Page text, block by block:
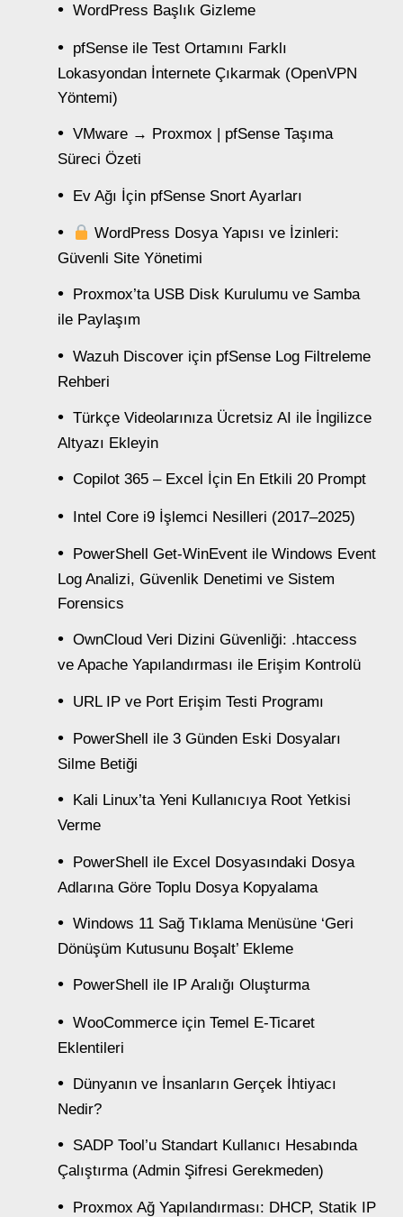
WordPress Başlık Gizleme
pfSense ile Test Ortamını Farklı
Lokasyondan İnternete Çıkarmak (OpenVPN
Yöntemi)
VMware → Proxmox | pfSense Taşıma
Süreci Özeti
Ev Ağı İçin pfSense Snort Ayarları
WordPress Dosya Yapısı ve İzinleri:
Güvenli Site Yönetimi
Proxmox’ta USB Disk Kurulumu ve Samba
ile Paylaşım
Wazuh Discover için pfSense Log Filtreleme
Rehberi
Türkçe Videolarınıza Ücretsiz AI ile İngilizce
Altyazı Ekleyin
Copilot 365 – Excel İçin En Etkili 20 Prompt
Intel Core i9 İşlemci Nesilleri (2017–2025)
PowerShell Get-WinEvent ile Windows Event
Log Analizi, Güvenlik Denetimi ve Sistem
Forensics
OwnCloud Veri Dizini Güvenliği: .htaccess
ve Apache Yapılandırması ile Erişim Kontrolü
URL IP ve Port Erişim Testi Programı
PowerShell ile 3 Günden Eski Dosyaları
Silme Betiği
Kali Linux’ta Yeni Kullanıcıya Root Yetkisi
Verme
PowerShell ile Excel Dosyasındaki Dosya
Adlarına Göre Toplu Dosya Kopyalama
Windows 11 Sağ Tıklama Menüsüne ‘Geri
Dönüşüm Kutusunu Boşalt’ Ekleme
PowerShell ile IP Aralığı Oluşturma
WooCommerce için Temel E-Ticaret
Eklentileri
Dünyanın ve İnsanların Gerçek İhtiyacı
Nedir?
SADP Tool’u Standart Kullanıcı Hesabında
Çalıştırma (Admin Şifresi Gerekmeden)
Proxmox Ağ Yapılandırması: DHCP, Statik IP